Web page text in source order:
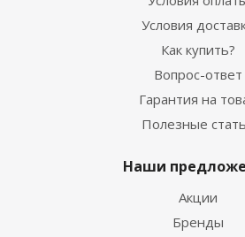
Условия
Как купить?
Вопрос-ответ
Гарантия на
Полезные
Наши
Акции
Бренды